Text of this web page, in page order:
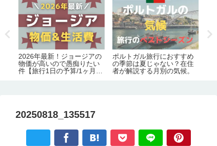
2026年最新！ジョージアの
物価が高いので愚痴りたい
件【旅行1日の予算/1ヶ月の
ポルトガル旅行におすすめ
の季節は夏じゃない？在住
者が解説する月別の気候。
20250818_135517